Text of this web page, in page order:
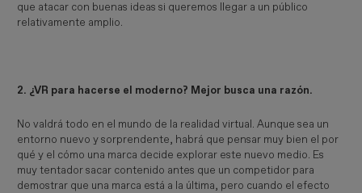
que atacar con buenas ideas si queremos llegar a un público
relativamente amplio.
2. ¿VR para hacerse el moderno? Mejor busca una razón.
No valdrá todo en el mundo de la realidad virtual. Aunque sea un
entorno nuevo y sorprendente, habrá que pensar muy bien el por
qué y el cómo una marca decide explorar este nuevo medio. Es
muy tentador sacar contenido antes que un competidor para
demostrar que una marca está a la última, pero cuando el efecto